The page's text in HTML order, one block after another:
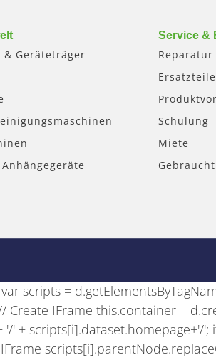
& Geräteträger
Service &
Ersatzteile
Schulung
Miete
scripts =
IFrame this.container =
+ scripts[i].dataset.homepage+'/